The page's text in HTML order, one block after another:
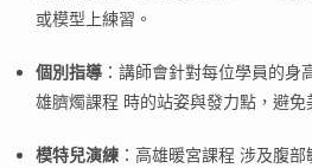
或模型上練習。
個別指導 ：講師會針對每位學員的
雄臍燭課程 時的站姿與發力點，避免
模特兒演練 ：高雄暖宮課程 涉及腹